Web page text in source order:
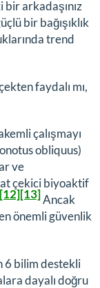
arkadaşınız
bir bağışıklık
trend
faydalı mı,
çalışmayı
obliquus)
ve
çekici biyoaktif
[12][13]Ancak
önemli güvenlik
6 bilim destekli
dayalı doğru